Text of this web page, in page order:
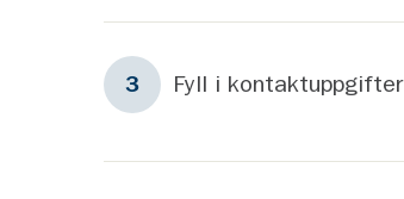
3 Steg 3
Fyll i kontaktuppgifter